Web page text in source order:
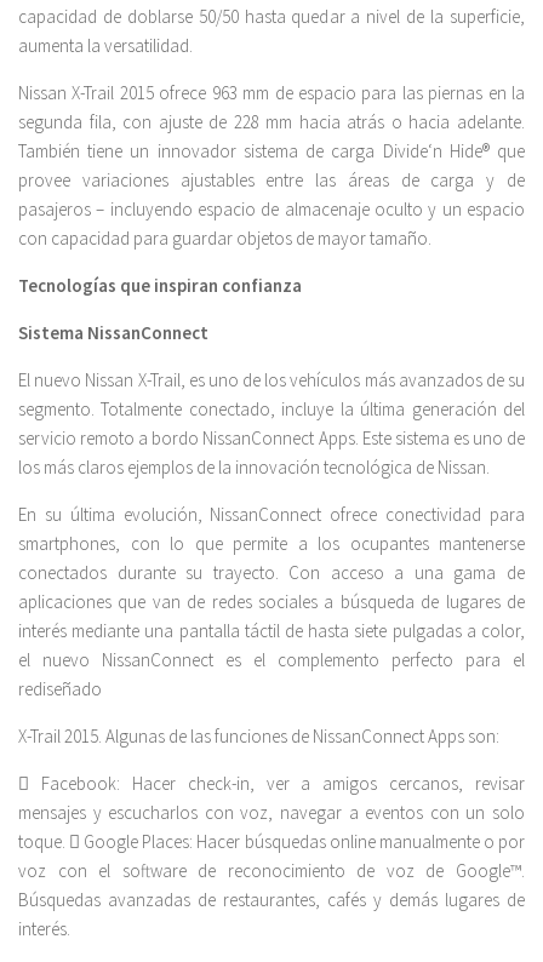
capacidad de doblarse 50/50 hasta quedar a nivel de la superficie,
aumenta la versatilidad.
Nissan X-Trail 2015 ofrece 963 mm de espacio para las piernas en la
segunda fila, con ajuste de 228 mm hacia atrás o hacia adelante.
También tiene un innovador sistema de carga Divide‘n Hide® que
provee variaciones ajustables entre las áreas de carga y de
pasajeros – incluyendo espacio de almacenaje oculto y un espacio
con capacidad para guardar objetos de mayor tamaño.
Tecnologías que inspiran confianza
Sistema NissanConnect
El nuevo Nissan X-Trail, es uno de los vehículos más avanzados de su
segmento. Totalmente conectado, incluye la última generación del
servicio remoto a bordo NissanConnect Apps. Este sistema es uno de
los más claros ejemplos de la innovación tecnológica de Nissan.
En su última evolución, NissanConnect ofrece conectividad para
smartphones, con lo que permite a los ocupantes mantenerse
conectados durante su trayecto. Con acceso a una gama de
aplicaciones que van de redes sociales a búsqueda de lugares de
interés mediante una pantalla táctil de hasta siete pulgadas a color,
el nuevo NissanConnect es el complemento perfecto para el
rediseñado
X-Trail 2015. Algunas de las funciones de NissanConnect Apps son:
 Facebook: Hacer check-in, ver a amigos cercanos, revisar
mensajes y escucharlos con voz, navegar a eventos con un solo
toque.  Google Places: Hacer búsquedas online manualmente o por
voz con el software de reconocimiento de voz de Google™.
Búsquedas avanzadas de restaurantes, cafés y demás lugares de
interés.